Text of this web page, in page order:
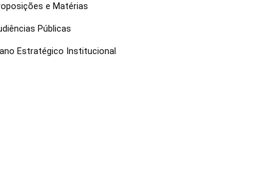
e Matérias
Públicas
Estratégico Institucional